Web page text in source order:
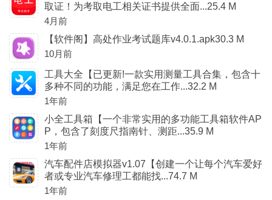
取证！为考取电工相关证书提供全面...25.4 M
4月前
【软件阁】高处作业考试题库v4.0.1.apk30.3 M
10月前
工具大全【已更新!一款实用测量工具合集，包含十
多种不同的功能，满足您在工作...32.2 M
1年前
小全工具箱【一个非常实用的多功能工具箱软件AP
P，包含了刻度尺指南针、测距...35.9 M
1年前
汽车配件店模拟器v1.07【创建一个让每个汽车爱好
者或专业汽车修理工都能找...74.7 M
1年前